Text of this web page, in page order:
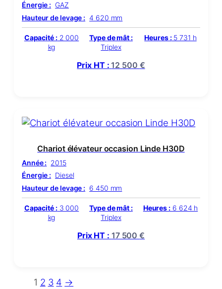
Énergie : GAZ
Hauteur de levage : 4 620 mm
Capacité :2 000
kg
Type de mât :
Triplex
Heures :5 731 h
Prix HT : 12 500 €
Chariot élévateur occasion Linde H30D
Année : 2015
Énergie : Diesel
Hauteur de levage : 6 450 mm
Capacité :3 000
kg
Type de mât :
Triplex
Heures : 6 624 h
Prix HT : 17 500€
1 2 3 4 →